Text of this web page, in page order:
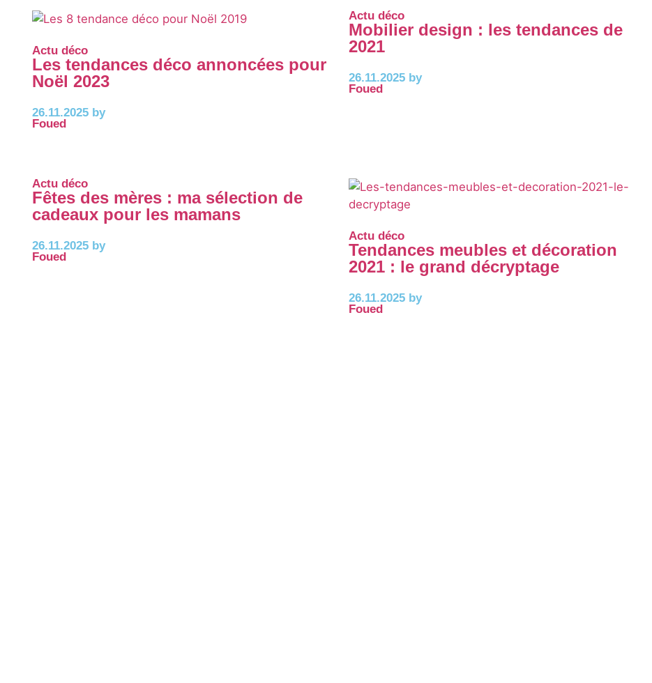
Actu déco
Les tendances déco annoncées pour
Noël 2023
26.11.2025 by
Foued
Actu déco
Mobilier design : les tendances de
2021
26.11.2025 by
Foued
Actu déco
Fêtes des mères : ma sélection de
cadeaux pour les mamans
26.11.2025 by
Foued
Actu déco
Tendances meubles et décoration
2021 : le grand décryptage
26.11.2025 by
Foued